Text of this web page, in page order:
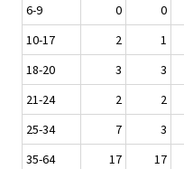
6-9
0 0
10-17
2 1
18-20
3 3
21-24
2 2
25-34
7 3
35-64
17 17